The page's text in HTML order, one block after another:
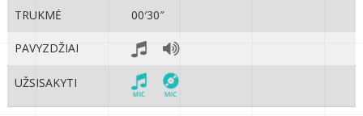
TRUKMĖ 00′30″
PAVYZDŽIAI
UŽSISAKYTI